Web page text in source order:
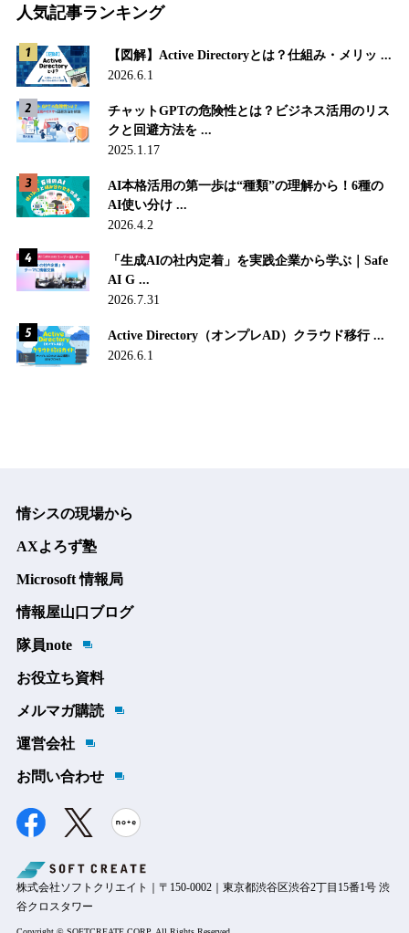
人気記事ランキング
【図解】Active Directoryとは？仕組み・メリッ ...
2026.6.1
チャットGPTの危険性とは？ビジネス活用のリス
クと回避方法を ...
2025.1.17
AI本格活用の第一歩は“種類”の理解から！6種の
AI使い分け ...
2026.4.2
「生成AIの社内定着」を実践企業から学ぶ｜Safe
AI G ...
2026.7.31
Active Directory（オンプレAD）クラウド移行 ...
2026.6.1
情シスの現場から
AXよろず塾
Microsoft 情報局
情報屋山口ブログ
隊員note
お役立ち資料
メルマガ購読
運営会社
お問い合わせ
株式会社ソフトクリエイト｜〒150-0002｜東京都渋谷区渋谷2丁目15番1号 渋
谷クロスタワー